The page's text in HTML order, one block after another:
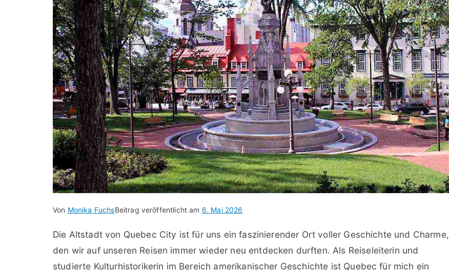
Von Monika FuchsBeitrag veröffentlicht am 6. Mai 2026
Die Altstadt von Quebec City ist für uns ein faszinierender Ort voller Geschichte und Charme,
den wir auf unseren Reisen immer wieder neu entdecken durften. Als Reiseleiterin und
studierte Kulturhistorikerin im Bereich amerikanischer Geschichte ist Quebec für mich ein